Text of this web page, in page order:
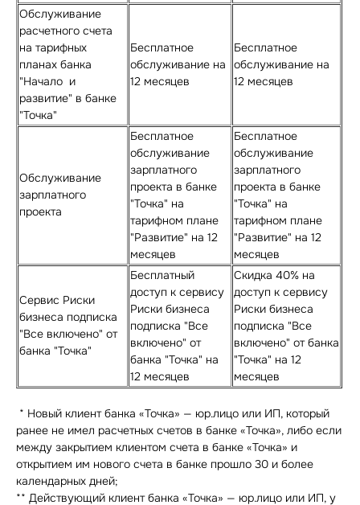
Обслуживание
расчетного счета
на тарифных
планах банка
"Начало и
развитие" в банке
"Точка"
Бесплатное
обслуживание на
12 месяцев
Бесплатное
обслуживание на
12 месяцев
Обслуживание
зарплатного
проекта
Бесплатное
обслуживание
зарплатного
проекта в банке
"Точка" на
тарифном плане
"Развитие" на 12
месяцев
Бесплатное
обслуживание
зарплатного
проекта в банке
"Точка" на
тарифном плане
"Развитие" на 12
месяцев
Сервис Риски
бизнеса подписка
"Все включено" от
банка "Точка"
Бесплатный
доступ к сервису
Риски бизнеса
подписка "Все
включено" от
банка "Точка" на
12 месяцев
Скидка 40% на
доступ к сервису
Риски бизнеса
подписка "Все
включено" от банка
"Точка" на 12
месяцев
* Новый клиент банка «Точка» — юр.лицо или ИП, который
ранее не имел расчетных счетов в банке «Точка», либо если
между закрытием клиентом счета в банке «Точка» и
открытием им нового счета в банке прошло 30 и более
календарных дней;
** Действующий клиент банка «Точка» — юр.лицо или ИП, у